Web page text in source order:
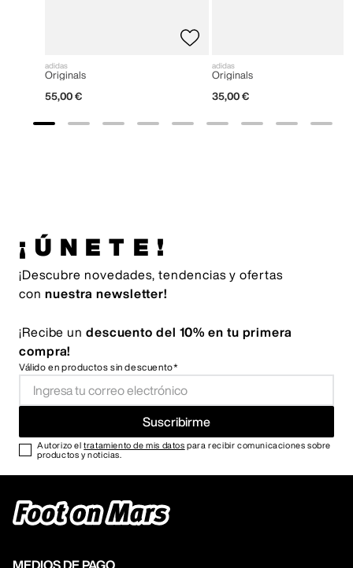
adidas
Originals
55,00 €
adidas
Originals
35,00 €
¡ÚNETE!
¡Descubre novedades, tendencias y ofertas
con nuestra newsletter!
¡Recibe un descuento del 10% en tu primera
compra!
Válido en productos sin descuento*
Suscribirme
Autorizo eltratamiento de mis datos para recibir comunicaciones sobre
productos y noticias.
MEDIOS DE PAGO